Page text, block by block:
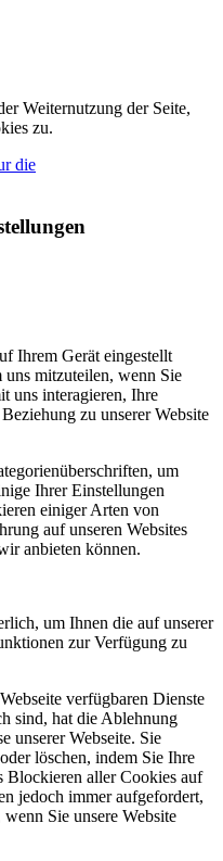
Weiternutzung der Seite,
zu.
die
Ihrem Gerät eingestellt
mitzuteilen, wenn Sie
uns interagieren, Ihre
zu unserer Website
um
Ihrer Einstellungen
einiger Arten von
auf unseren Websites
anbieten können.
um Ihnen die auf unserer
zur Verfügung zu
verfügbaren Dienste
sind, hat die Ablehnung
unserer Webseite. Sie
löschen, indem Sie Ihre
Blockieren aller Cookies auf
jedoch immer aufgefordert,
Sie unsere Website